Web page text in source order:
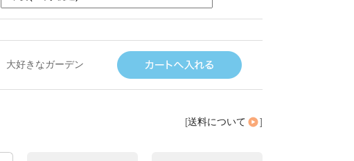
大好きなガーデン
[送料について ]